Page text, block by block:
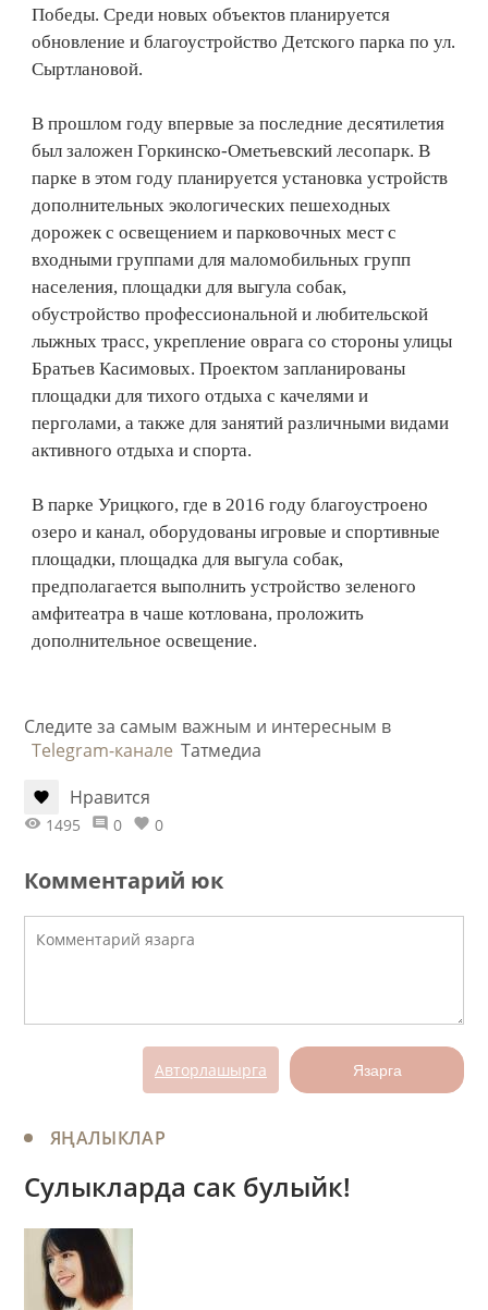
Победы. Среди новых объектов планируется
обновление и благоустройство Детского парка по ул.
Сыртлановой.
В прошлом году впервые за последние десятилетия
был заложен Горкинско-Ометьевский лесопарк. В
парке в этом году планируется установка устройств
дополнительных экологических пешеходных
дорожек с освещением и парковочных мест с
входными группами для маломобильных групп
населения, площадки для выгула собак,
обустройство профессиональной и любительской
лыжных трасс, укрепление оврага со стороны улицы
Братьев Касимовых. Проектом запланированы
площадки для тихого отдыха с качелями и
перголами, а также для занятий различными видами
активного отдыха и спорта.
В парке Урицкого, где в 2016 году благоустроено
озеро и канал, оборудованы игровые и спортивные
площадки, площадка для выгула собак,
предполагается выполнить устройство зеленого
амфитеатра в чаше котлована, проложить
дополнительное освещение.
Следите за самым важным и интересным в
Telegram-канале Татмедиа
Нравится
1495 0 0
Комментарий юк
Авторлашырга Язарга
ЯҢАЛЫКЛАР
Сулыкларда сак булыйк!